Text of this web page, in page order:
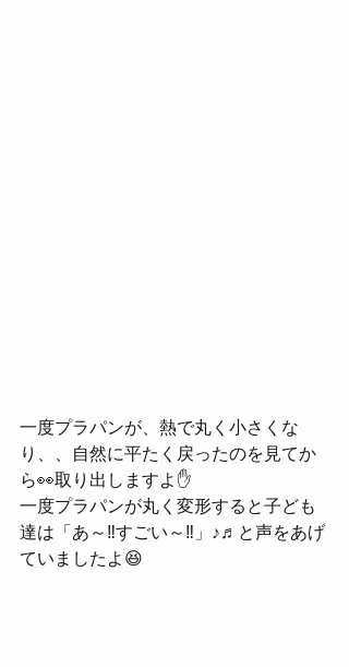
一度プラパンが、熱で丸く小さくな
り、、自然に平たく戻ったのを見てか
ら👀取り出しますよ✋
一度プラパンが丸く変形すると子ども
達は「あ～‼すごい～‼」♪♬と声をあげ
ていましたよ😆